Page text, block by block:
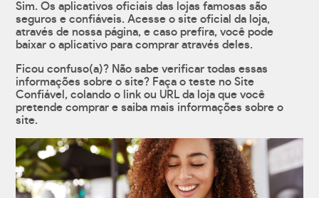
Sim. Os aplicativos oficiais das lojas famosas são
seguros e confiáveis. Acesse o site oficial da loja,
através de nossa página, e caso prefira, você pode
baixar o aplicativo para comprar através deles.
Ficou confuso(a)? Não sabe verificar todas essas
informações sobre o site? Faça o teste no Site
Confiável, colando o link ou URL da loja que você
pretende comprar e saiba mais informações sobre o
site.